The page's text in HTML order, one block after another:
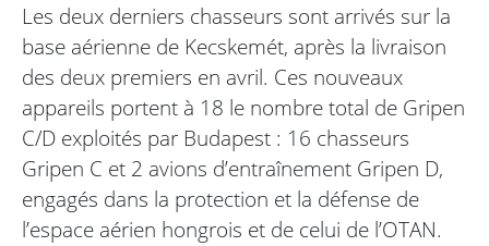
Les deux derniers chasseurs sont arrivés sur la
base aérienne de Kecskemét, après la livraison
des deux premiers en avril. Ces nouveaux
appareils portent à 18 le nombre total de Gripen
C/D exploités par Budapest : 16 chasseurs
Gripen C et 2 avions d’entraînement Gripen D,
engagés dans la protection et la défense de
l’espace aérien hongrois et de celui de l’OTAN.